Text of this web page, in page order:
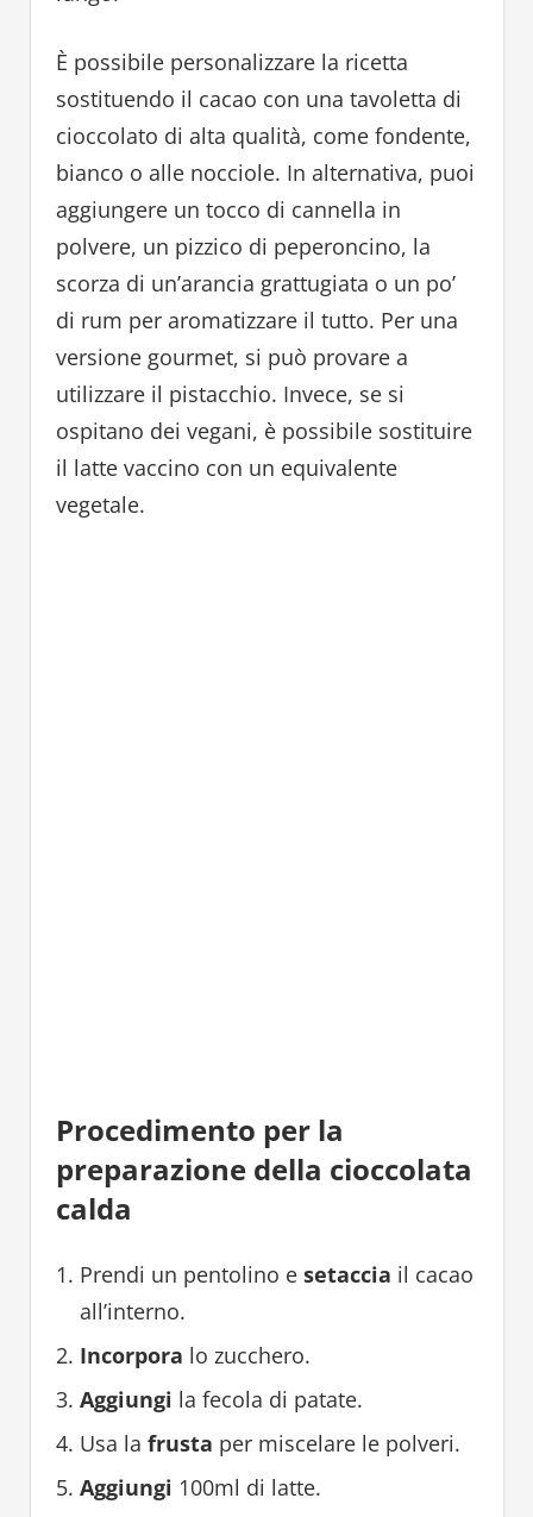
È possibile personalizzare la ricetta
sostituendo il cacao con una tavoletta di
cioccolato di alta qualità, come fondente,
bianco o alle nocciole. In alternativa, puoi
aggiungere un tocco di cannella in
polvere, un pizzico di peperoncino, la
scorza di un’arancia grattugiata o un po’
di rum per aromatizzare il tutto. Per una
versione gourmet, si può provare a
utilizzare il pistacchio. Invece, se si
ospitano dei vegani, è possibile sostituire
il latte vaccino con un equivalente
vegetale.
Procedimento per la
preparazione della cioccolata
calda
Prendi un pentolino esetaccia il cacao
all’interno.
Incorpora lo zucchero.
Aggiungi la fecola di patate.
Usa la frusta per miscelare le polveri.
Aggiungi 100ml di latte.